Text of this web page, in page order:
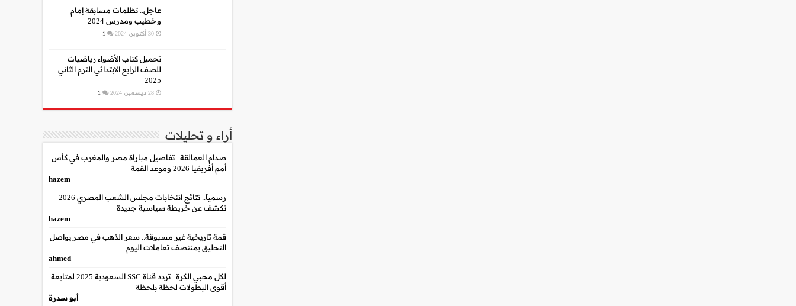
عاجل.. تظلمات مسابقة إمام
وخطيب ومدرس 2024
30 أكتوبر، 2024 1
تحميل كتاب الأضواء رياضيات
للصف الرابع الابتدائي الترم الثاني
2025
28 ديسمبر، 2024 1
أراء و تحليلات
صدام العمالقة.. تفاصيل مباراة مصر والمغرب في كأس
أمم أفريقيا 2026 وموعد القمة
hazem
رسمياً.. نتائج انتخابات مجلس الشعب المصري 2026
تكشف عن خريطة سياسية جديدة
hazem
قمة تاريخية غير مسبوقة.. سعر الذهب في مصر يواصل
التحليق بمنتصف تعاملات اليوم
ahmed
لكل محبي الكرة.. تردد قناة SSC السعودية 2025 لمتابعة
أقوى البطولات لحظة بلحظة
أبو سدرة